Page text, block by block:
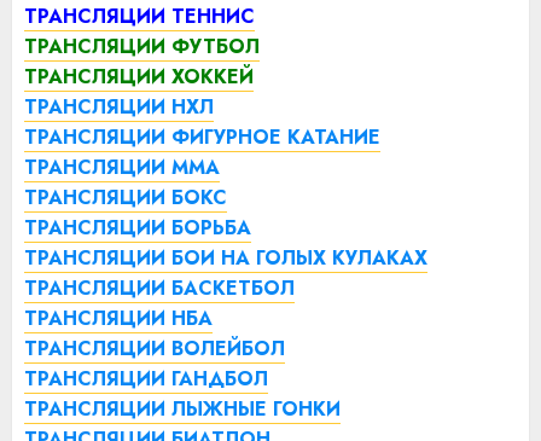
ТРАНСЛЯЦИИ ТЕННИС
ТРАНСЛЯЦИИ ФУТБОЛ
ТРАНСЛЯЦИИ ХОККЕЙ
ТРАНСЛЯЦИИ НХЛ
ТРАНСЛЯЦИИ ФИГУРНОЕ КАТАНИЕ
ТРАНСЛЯЦИИ ММА
ТРАНСЛЯЦИИ БОКС
ТРАНСЛЯЦИИ БОРЬБА
ТРАНСЛЯЦИИ БОИ НА ГОЛЫХ КУЛАКАХ
ТРАНСЛЯЦИИ БАСКЕТБОЛ
ТРАНСЛЯЦИИ НБА
ТРАНСЛЯЦИИ ВОЛЕЙБОЛ
ТРАНСЛЯЦИИ ГАНДБОЛ
ТРАНСЛЯЦИИ ЛЫЖНЫЕ ГОНКИ